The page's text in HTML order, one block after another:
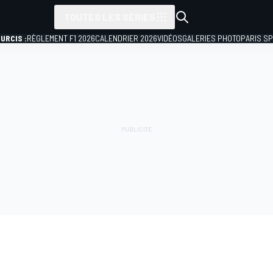
:RÈGLEMENT F1 2026CALENDRIER 2026VIDÉOSGALERIES PHOTOPARIS